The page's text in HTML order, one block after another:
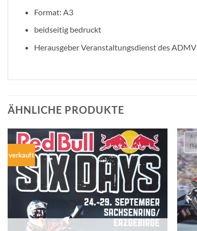
Format: A3
beidseitig bedruckt
Herausgeber Veranstaltungsdienst des ADMV
ÄHNLICHE PRODUKTE
verkauft